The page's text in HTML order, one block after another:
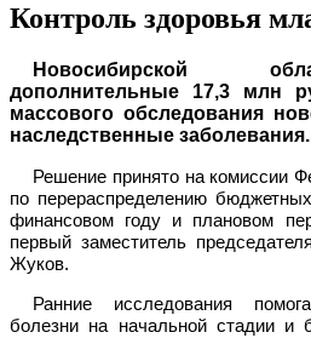
Контроль здоровья
Новосибирской
дополнительные 17,3 млн
массового обследования
наследственные заболевания.
Решение принято на комиссии
по перераспределению
финансовом году и плановом
первый заместитель
Жуков.
Ранние исследования
болезни на начальной стадии и